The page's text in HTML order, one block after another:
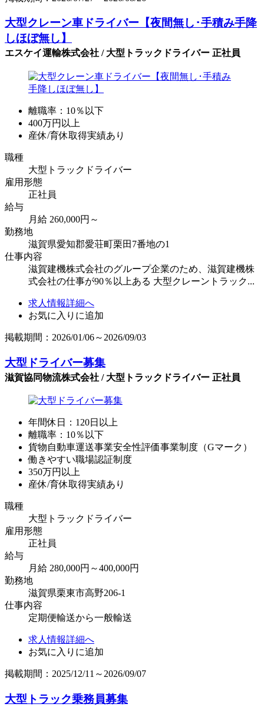
大型クレーン車ドライバー【夜間無し･手積み手降
しほぼ無し】
エスケイ運輸株式会社 / 大型トラックドライバー 正社員
離職率：10％以下
400万円以上
産休/育休取得実績あり
職種
大型トラックドライバー
雇用形態
正社員
給与
月給 260,000円～
勤務地
滋賀県愛知郡愛荘町栗田7番地の1
仕事内容
滋賀建機株式会社のグループ企業のため、滋賀建機株
式会社の仕事が90％以上ある 大型クレーントラック...
求人情報詳細へ
お気に入りに追加
掲載期間：2026/01/06～2026/09/03
大型ドライバー募集
滋賀協同物流株式会社 / 大型トラックドライバー 正社員
年間休日：120日以上
離職率：10％以下
貨物自動車運送事業安全性評価事業制度（Gマーク）
働きやすい職場認証制度
350万円以上
産休/育休取得実績あり
職種
大型トラックドライバー
雇用形態
正社員
給与
月給 280,000円～400,000円
勤務地
滋賀県栗東市高野206-1
仕事内容
定期便輸送から一般輸送
求人情報詳細へ
お気に入りに追加
掲載期間：2025/12/11～2026/09/07
大型トラック乗務員募集